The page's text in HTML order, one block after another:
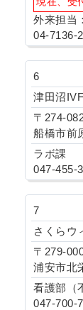
外来担当
04-7136-
6
津田沼
〒274-
船橋市前
ラボ課
047-455-
7
さくらウ
〒279-
浦安市
看護部（
047-700-